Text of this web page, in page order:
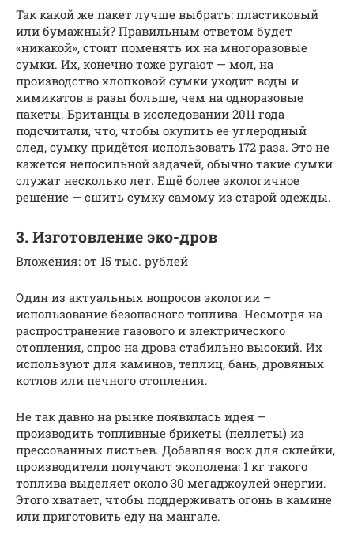
Так какой же пакет лучше выбрать: пластиковый
или бумажный? Правильным ответом будет
«никакой», стоит поменять их на многоразовые
сумки. Их, конечно тоже ругают — мол, на
производство хлопковой сумки уходит воды и
химикатов в разы больше, чем на одноразовые
пакеты. Британцы в исследовании 2011 года
подсчитали, что, чтобы окупить ее углеродный
след, сумку придётся использовать 172 раза. Это не
кажется непосильной задачей, обычно такие сумки
служат несколько лет. Ещё более экологичное
решение — сшить сумку самому из старой одежды.
3. Изготовление эко-дров
Вложения: от 15 тыс. рублей
Один из актуальных вопросов экологии –
использование безопасного топлива. Несмотря на
распространение газового и электрического
отопления, спрос на дрова стабильно высокий. Их
используют для каминов, теплиц, бань, дровяных
котлов или печного отопления.
Не так давно на рынке появилась идея –
производить топливные брикеты (пеллеты) из
прессованных листьев. Добавляя воск для склейки,
производители получают экополена: 1 кг такого
топлива выделяет около 30 мегаджоулей энергии.
Этого хватает, чтобы поддерживать огонь в камине
или приготовить еду на мангале.